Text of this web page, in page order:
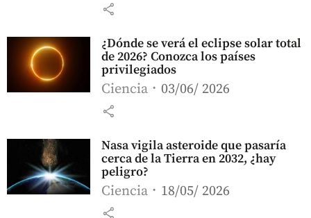
share
¿Dónde se verá el eclipse solar total
de 2026? Conozca los países
privilegiados
Ciencia 03/06/ 2026
share
Nasa vigila asteroide que pasaría
cerca de la Tierra en 2032, ¿hay
peligro?
Ciencia 18/05/ 2026
share